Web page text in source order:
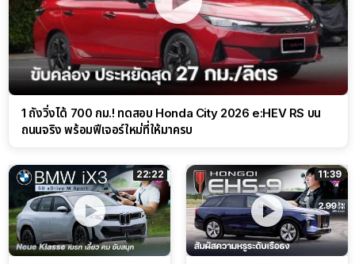
1 ถังวิ่งได้ 700 กม.! ทดสอบ Honda City 2026 e:HEV RS บน
ถนนจริง พร้อมฟีเจอร์ใหม่ที่ให้มาครบ
22:22 11:39